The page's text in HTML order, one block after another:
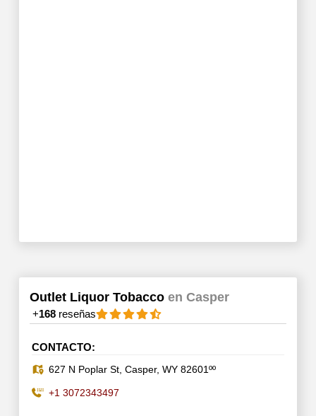
Outlet Liquor Tobacco en Casper
+168reseñas
CONTACTO:
627 N Poplar St, Casper, WY 82601ºº
+1 3072343497